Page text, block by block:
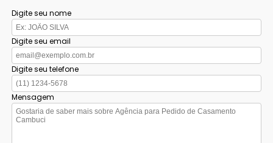
Digite seu nome
Digite seu email
Digite seu telefone
Mensagem